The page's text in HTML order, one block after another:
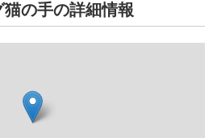
の手の詳細情報